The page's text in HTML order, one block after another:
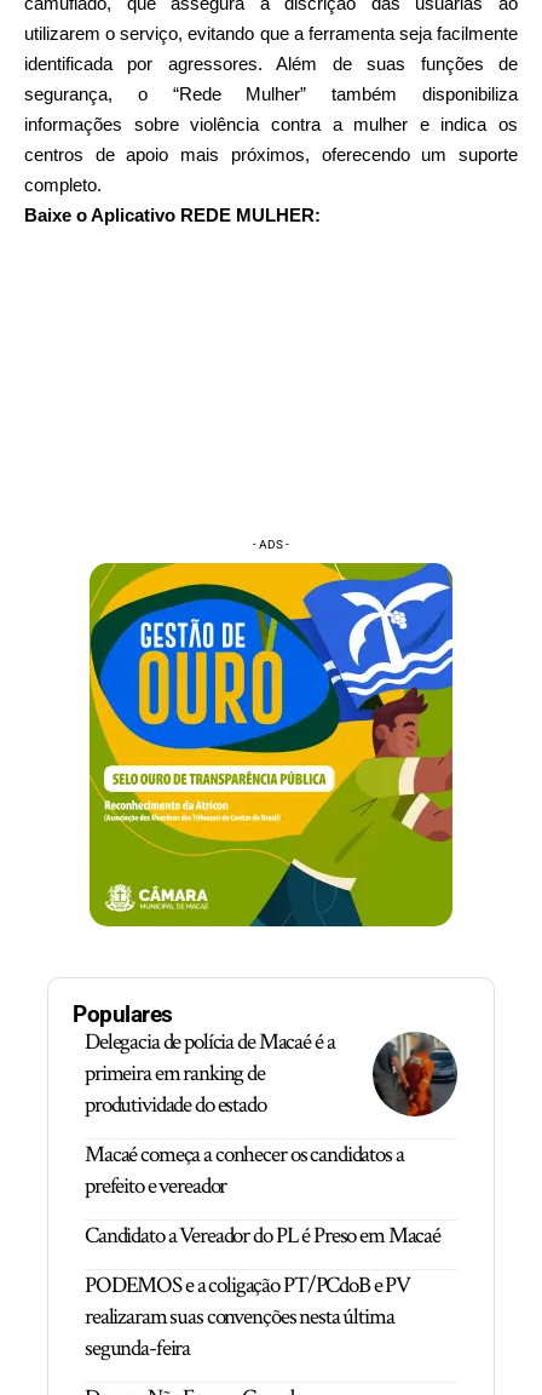
utilizarem o serviço, evitando que a ferramenta seja facilmente
identificada por agressores. Além de suas funções de
segurança, o “Rede Mulher” também disponibiliza
informações sobre violência contra a mulher e indica os
centros de apoio mais próximos, oferecendo um suporte
completo.
Baixe o Aplicativo REDE MULHER:
- ADS -
Populares
Delegacia de polícia de Macaé é a
primeira em ranking de
produtividade do estado
Macaé começa a conhecer os candidatos a
prefeito e vereador
Candidato a Vereador do PL é Preso em Macaé
PODEMOS e a coligação PT/PCdoB e PV
realizaram suas convenções nesta última
segunda-feira